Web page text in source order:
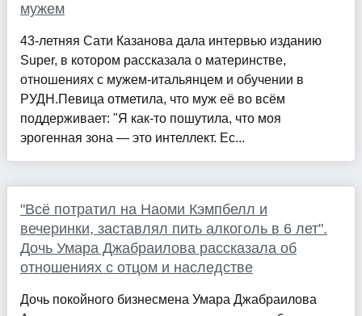
мужем
43-летняя Сати Казанова дала интервью изданию
Super, в котором рассказала о материнстве,
отношениях с мужем-итальянцем и обучении в
РУДН.Певица отметила, что муж её во всём
поддерживает: "Я как-то пошутила, что моя
эрогенная зона — это интеллект. Ес...
"Всё потратил на Наоми Кэмпбелл и
вечеринки, заставлял пить алкоголь в 6 лет".
Дочь Умара Джабраилова рассказала об
отношениях с отцом и наследстве
Дочь покойного бизнесмена Умара Джабраилова